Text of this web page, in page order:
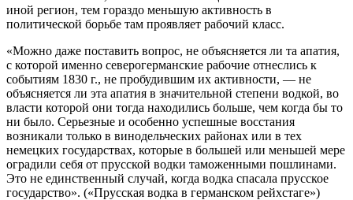
иной регион, тем гораздо меньшую активность в
политической борьбе там проявляет рабочий класс.
«Можно даже поставить вопрос, не объясняется ли та апатия,
с которой именно северогерманские рабочие отнеслись к
событиям 1830 г., не пробудившим их активности, — не
объясняется ли эта апатия в значительной степени водкой, во
власти которой они тогда находились больше, чем когда бы то
ни было. Серьезные и особенно успешные восстания
возникали только в винодельческих районах или в тех
немецких государствах, которые в большей или меньшей мере
оградили себя от прусской водки таможенными пошлинами.
Это не единственный случай, когда водка спасала прусское
государство». («Прусская водка в германском рейхстаге»)